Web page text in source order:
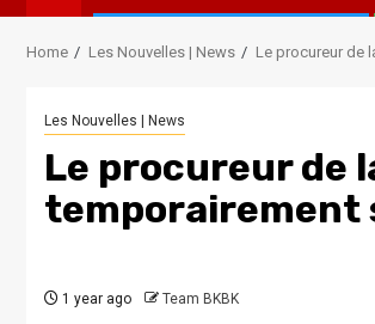
Home Les Nouvelles | News Le procureur de
Les Nouvelles | News
Le procureur de
temporairement
1 year ago Team BKBK